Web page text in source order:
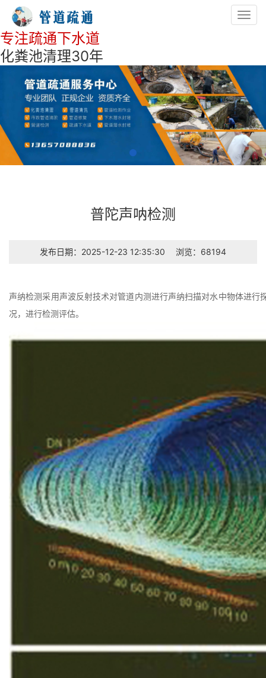
专注疏通下水道
化粪池清理30年
普陀声呐检测
发布日期：2025-12-23 12:35:30 浏览：68194
声纳检测采用声波反射技术对管道内测进行声纳扫描对水中物体进
况，进行检测评估。